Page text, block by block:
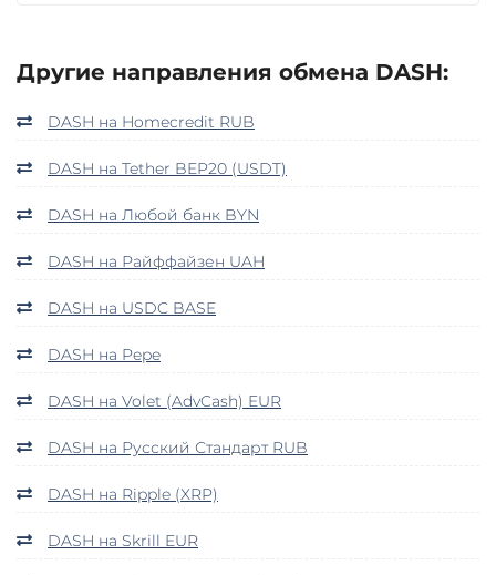
Другие направления обмена DASH:
DASH на Homecredit RUB
DASH на Tether BEP20 (USDT)
DASH на Любой банк BYN
DASH на Райффайзен UAH
DASH на USDC BASE
DASH на Pepe
DASH на Volet (AdvCash) EUR
DASH на Русский Стандарт RUB
DASH на Ripple (XRP)
DASH на Skrill EUR